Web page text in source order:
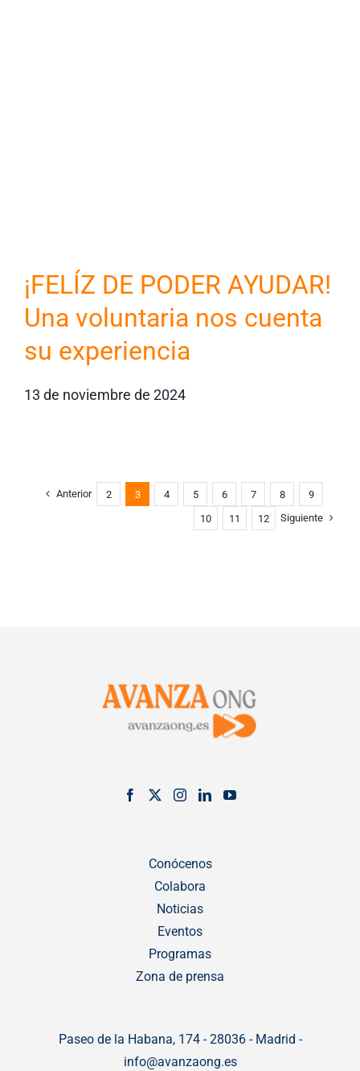
¡FELÍZ DE PODER AYUDAR!
Una voluntaria nos cuenta
su experiencia
13 de noviembre de 2024
Anterior 2 3 4 5 6 7 8
9
10
11 12 Siguiente
Conócenos
Colabora
Noticias
Eventos
Programas
Zona de prensa
Paseo de la Habana, 174 - 28036 - Madrid -
info@avanzaong.es